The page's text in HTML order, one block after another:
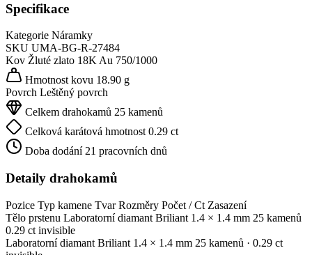
Specifikace
Kategorie Náramky
SKU UMA-BG-R-27484
Kov Žluté zlato 18KAu 750/1000
Hmotnost kovu 18.90 g
Povrch Leštěný povrch
Celkem drahokamů 25 kamenů
Celková karátová hmotnost 0.29 ct
Doba dodání 21 pracovních dnů
Detaily drahokamů
Pozice Typ kamene Tvar Rozměry Počet / Ct Zasazení
Tělo prstenu Laboratorní diamant Briliant 1.4 × 1.4 mm 25 kamenů
0.29 ct invisible
Laboratorní diamant Briliant 1.4 × 1.4 mm 25 kamenů · 0.29 ct